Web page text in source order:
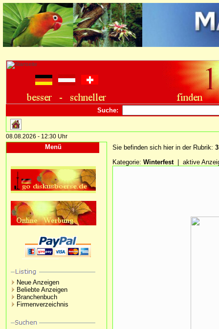
Suche:
08.08.2026 - 12:30 Uhr
Menü
Neue Anzeigen
Beliebte Anzeigen
Branchenbuch
Firmenverzeichnis
Sie befinden sich hier in der Rubrik:
Kategorie: Winterfest| aktive